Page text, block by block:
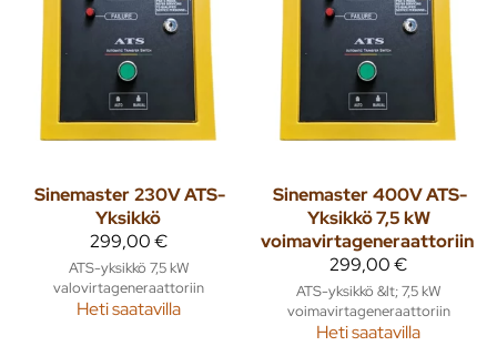
Sinemaster230V ATS-
Yksikkö
299,00 €
ATS-yksikkö 7,5 kW
valovirtageneraattoriin
Heti saatavilla
Sinemaster 400V ATS-
Yksikkö 7,5 kW
voimavirtageneraattoriin
299,00 €
ATS-yksikkö &lt; 7,5 kW
voimavirtageneraattoriin
Heti saatavilla